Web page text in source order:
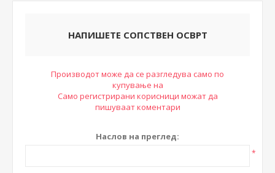
НАПИШЕТЕ СОПСТВЕН ОСВРТ
Производот може да се разгледува само по
купување на
Само регистрирани корисници можат да
пишуваат коментари
Наслов на преглед:
*